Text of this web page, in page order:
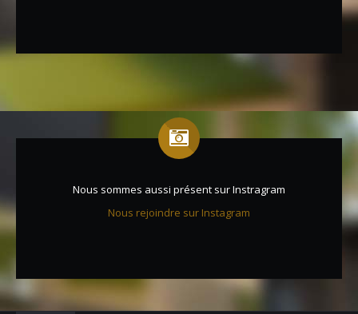
Nous sommes aussi présent sur Instragram
Nous rejoindre sur Instagram